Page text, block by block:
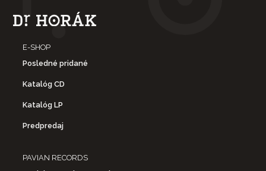
E-SHOP
Posledné pridané
Katalóg CD
Katalóg LP
Predpredaj
PAVIAN RECORDS